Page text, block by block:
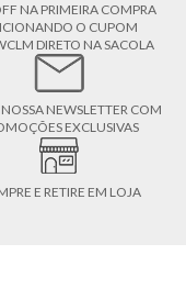
NA PRIMEIRA COMPRA
O CUPOM
DIRETO NA SACOLA
NEWSLETTER COM
EXCLUSIVAS
E RETIRE EM LOJA